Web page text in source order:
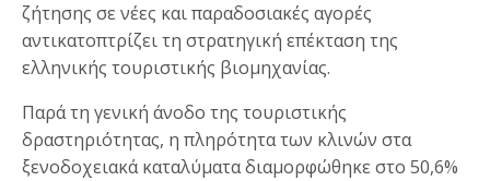
ζήτησης σε νέες και παραδοσιακές αγορές
αντικατοπτρίζει τη στρατηγική επέκταση της
ελληνικής τουριστικής βιομηχανίας.
Παρά τη γενική άνοδο της τουριστικής
δραστηριότητας, η πληρότητα των κλινών στα
ξενοδοχειακά καταλύματα διαμορφώθηκε στο 50,6%